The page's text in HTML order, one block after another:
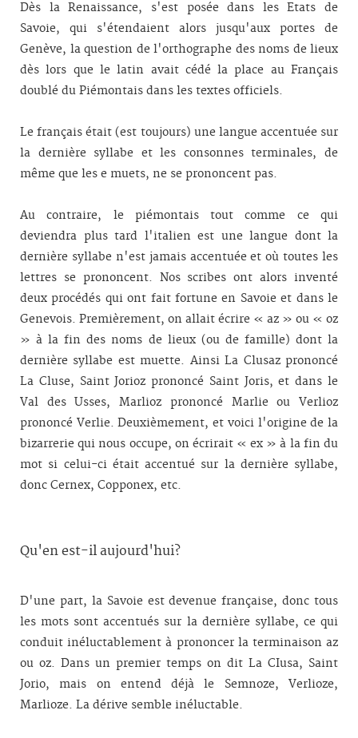
Dès la Renaissance, s'est posée dans les Etats de
Savoie, qui s'étendaient alors jusqu'aux portes de
Genève, la question de l'orthographe des noms de lieux
dès lors que le latin avait cédé la place au Français
doublé du Piémontais dans les textes officiels.
Le français était (est toujours) une langue accentuée sur
la dernière syllabe et les consonnes terminales, de
même que les e muets, ne se prononcent pas.
Au contraire, le piémontais tout comme ce qui
deviendra plus tard l'italien est une langue dont la
dernière syllabe n'est jamais accentuée et où toutes les
lettres se prononcent. Nos scribes ont alors inventé
deux procédés qui ont fait fortune en Savoie et dans le
Genevois. Premièrement, on allait écrire « az » ou « oz
» à la fin des noms de lieux (ou de famille) dont la
dernière syllabe est muette. Ainsi La Clusaz prononcé
La Cluse, Saint Jorioz prononcé Saint Joris, et dans le
Val des Usses, Marlioz prononcé Marlie ou Verlioz
prononcé Verlie. Deuxièmement, et voici l'origine de la
bizarrerie qui nous occupe, on écrirait « ex » à la fin du
mot si celui-ci était accentué sur la dernière syllabe,
donc Cernex, Copponex, etc.
Qu'en est-il aujourd'hui?
D'une part, la Savoie est devenue française, donc tous
les mots sont accentués sur la dernière syllabe, ce qui
conduit inéluctablement à prononcer la terminaison az
ou oz. Dans un premier temps on dit La CIusa, Saint
Jorio, mais on entend déjà le Semnoze, Verlioze,
Marlioze. La dérive semble inéluctable.